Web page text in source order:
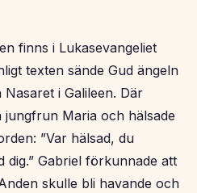
finns i Lukasevangeliet
texten sände Gud ängeln
i Galileen. Där
jungfrun Maria och hälsade
”Var hälsad, du
dig.” Gabriel förkunnade att
skulle bli havande och